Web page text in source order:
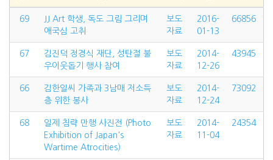
69
JJ Art 학생, 독도 그림 그리며
애국심 고취
보도
자료
2016-
01-13
66856
67
김진덕 정경식 재단, 성탄절 불
우이웃돕기 행사 참여
보도
자료
2014-
12-26
43945
66
김한일씨 가족과 3남매 저소득
층 위한 봉사
보도
자료
2014-
12-24
73092
68
일제 침략 만행 사진전 (Photo
Exhibition of Japan's
Wartime Atrocities)
보도
자료
2014-
11-04
24354